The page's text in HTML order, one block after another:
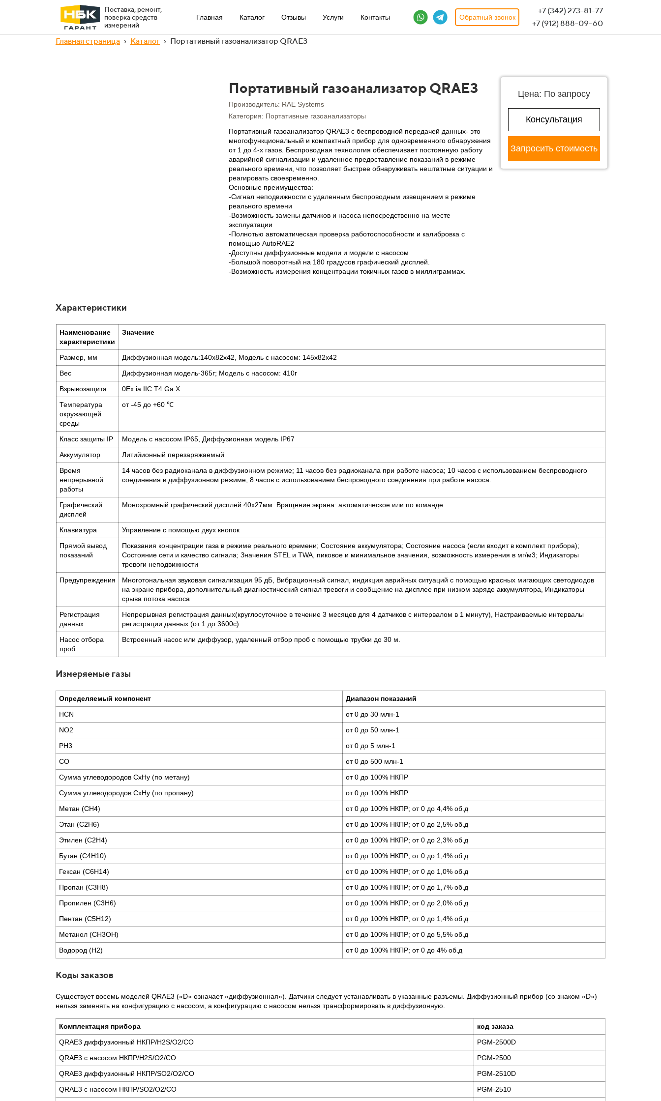
Поставка, ремонт,
поверка средств
измерений
Главная Каталог Отзывы Услуги Контакты Обратный звонок
+7 (342) 273-81-77
+7 (912) 888-09-60
Главная страница › Каталог › Портативный газоанализатор QRAE3
Портативный газоанализатор QRAE3
Производитель: RAE Systems
Категория: Портативные газоанализаторы
Портативный газоанализатор QRAE3 с беспроводной передачей данных- это
многофункциональный и компактный прибор для одновременного обнаружения
от 1 до 4-х газов. Беспроводная технология обеспечивает постоянную работу
аварийной сигнализации и удаленное предоставление показаний в режиме
реального времени, что позволяет быстрее обнаруживать нештатные ситуации и
реагировать своевременно.
Основные преимущества:
-Сигнал неподвижности с удаленным беспроводным извещением в режиме
реального времени
-Возможность замены датчиков и насоса непосредственно на месте
эксплуатации
-Полнотью автоматическая проверка работоспособности и калибровка с
помощью AutoRAE2
-Доступны диффузионные модели и модели с насосом
-Большой поворотный на 180 градусов графический дисплей.
-Возможность измерения концентрации токичных газов в миллиграммах.
Цена: По запросу
Консультация
Запросить стоимость
Характеристики
Наименование
характеристики
Значение
Размер, мм
Диффузионная модель:140х82х42, Модель с насосом: 145х82х42
Вес
Диффузионная модель-365г; Модель с насосом: 410г
Взрывозащита
0Ex ia IIC T4 Ga X
Температура
окружающей
среды
от -45 до +60 ℃
Класс защиты IP
Модель с насосом IP65, Диффузионная модель IP67
Аккумулятор
Литийионный перезаряжаемый
Время
непрерывной
работы
14 часов без радиоканала в диффузионном режиме; 11 часов без радиоканала при работе насоса; 10 часов с использованием беспроводного
соединения в диффузионном режиме; 8 часов с использованием беспроводного соединения при работе насоса.
Графический
дисплей
Монохромный графический дисплей 40x27мм. Вращение экрана: автоматическое или по команде
Клавиатура
Управление с помощью двух кнопок
Прямой вывод
показаний
Показания концентрации газа в режиме реального времени; Состояние аккумулятора; Состояние насоса (если входит в комплект прибора);
Состояние сети и качество сигнала; Значения STEL и TWA, пиковое и минимальное значения, возможность измерения в мг/м3; Индикаторы
тревоги неподвижности
Предупреждения
Многотональная звуковая сигнализация 95 дБ, Вибрационный сигнал, индикция аврийных ситуаций с помощью красных мигающих светодиодов
на экране прибора, дополнительный диагностический сигнал тревоги и сообщение на дисплее при низком заряде аккумулятора, Индикаторы
срыва потока насоса
Регистрация
данных
Непрерывная регистрация данных(круглосуточное в течение 3 месяцев для 4 датчиков с интервалом в 1 минуту), Настраиваемые интервалы
регистрации данных (от 1 до 3600с)
Насос отбора
проб
Встроенный насос или диффузор, удаленный отбор проб с помощью трубки до 30 м.
Измеряемые газы
Определяемый компонент
Диапазон показаний
HCN
от 0 до 30 млн-1
NO2
от 0 до 50 млн-1
PH3
от 0 до 5 млн-1
CO
от 0 до 500 млн-1
Сумма углеводородов CxHy (по метану)
от 0 до 100% НКПР
Сумма углеводородов CxHy (по пропану)
от 0 до 100% НКПР
Метан (CH4)
от 0 до 100% НКПР; от 0 до 4,4% об.д
Этан (C2H6)
от 0 до 100% НКПР; от 0 до 2,5% об.д
Этилен (C2H4)
от 0 до 100% НКПР; от 0 до 2,3% об.д
Бутан (C4H10)
от 0 до 100% НКПР; от 0 до 1,4% об.д
Гексан (C6H14)
от 0 до 100% НКПР; от 0 до 1,0% об.д
Пропан (C3H8)
от 0 до 100% НКПР; от 0 до 1,7% об.д
Пропилен (C3H6)
от 0 до 100% НКПР; от 0 до 2,0% об.д
Пентан (C5H12)
от 0 до 100% НКПР; от 0 до 1,4% об.д
Метанол (CH3OH)
от 0 до 100% НКПР; от 0 до 5,5% об.д
Водород (H2)
от 0 до 100% НКПР; от 0 до 4% об.д
Коды заказов
Существует восемь моделей QRAE3 («D» означает «диффузионная»). Датчики следует устанавливать в указанные разъемы. Диффузионный прибор (со знаком «D»)
нельзя заменять на конфигурацию с насосом, а конфигурацию с насосом нельзя трансформировать в диффузионную.
Комплектация прибора
код заказа
QRAE3 диффузионный НКПР/H2S/O2/CO
PGM-2500D
QRAE3 с насосом НКПР/H2S/O2/CO
PGM-2500
QRAE3 диффузионный НКПР/SO2/O2/CO
PGM-2510D
QRAE3 с насосом НКПР/SO2/O2/CO
PGM-2510